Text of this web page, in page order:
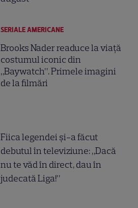
SERIALE AMERICANE
Brooks Nader readuce la viață
costumul iconic din
„Baywatch”. Primele imagini
de la filmări
Fiica legendei și-a făcut
debutul în televiziune: „Dacă
nu te văd în direct, dau în
judecată Liga!”